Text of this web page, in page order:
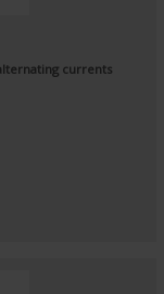
currents